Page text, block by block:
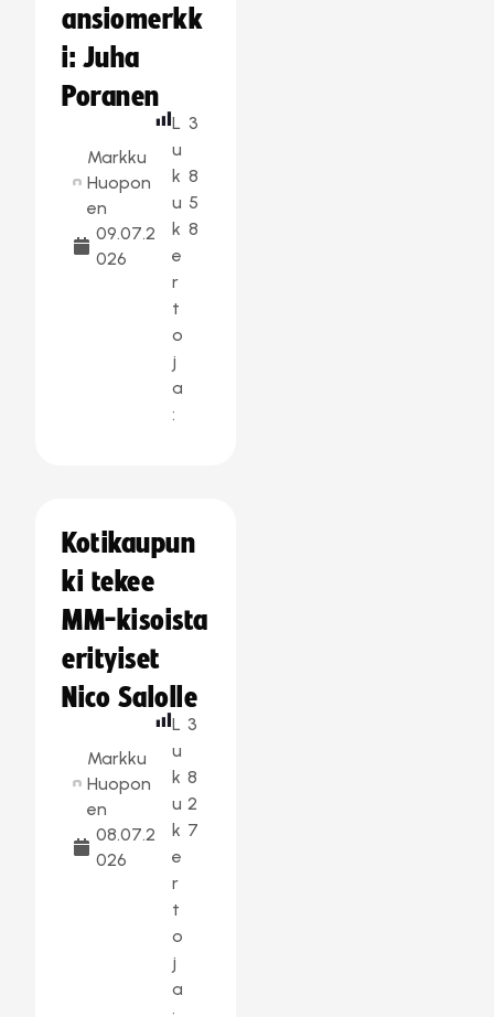
ansiomerkk
i: Juha
Poranen
Markku
Huopon
en
09.07.2
026
L
u
k
u
k
e
r
t
o
j
a
:
3
8
5
8
Kotikaupun
ki tekee
MM-kisoista
erityiset
Nico Salolle
Markku
Huopon
en
08.07.2
026
L
u
k
u
k
e
r
t
o
j
a
3
8
2
7